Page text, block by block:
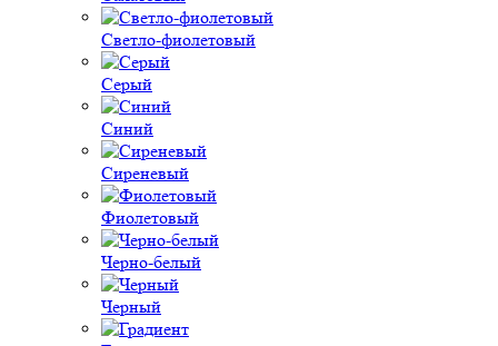
Светло-фиолетовый
Серый
Синий
Сиреневый
Фиолетовый
Черно-белый
Черный